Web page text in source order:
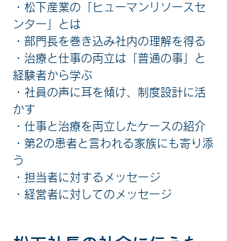
・松下産業の「ヒューマンリソースセ
ンター」とは
・部門長を巻き込み社内の理解を得る
・治療と仕事の両立は「普通の事」と
経験者から学ぶ
・社員の声に耳を傾け、制度設計に活
かす
・仕事と治療を両立したケースの紹介
・第2の患者と言われる家族にも寄り添
う
・担当者に対するメッセージ
・経営者に対してのメッセージ